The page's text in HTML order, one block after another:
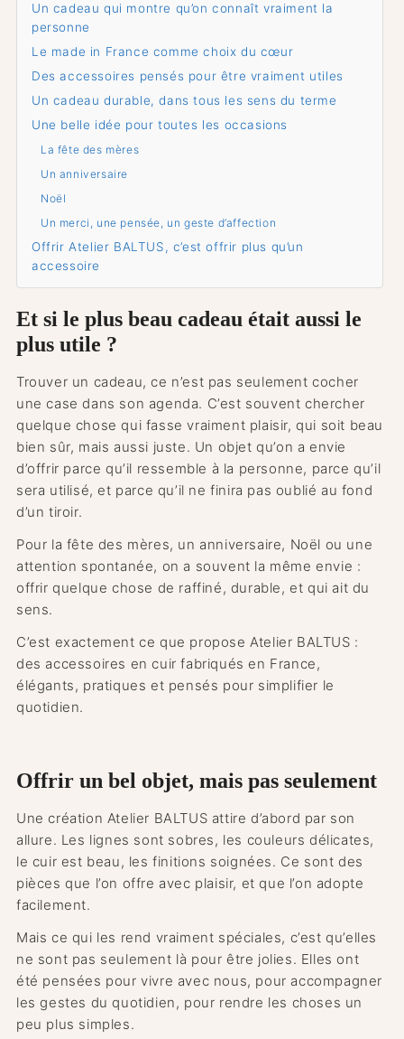
Un cadeau qui montre qu’on connaît vraiment la
personne
Le made in France comme choix du cœur
Des accessoires pensés pour être vraiment utiles
Un cadeau durable, dans tous les sens du terme
Une belle idée pour toutes les occasions
La fête des mères
Un anniversaire
Noël
Un merci, une pensée, un geste d’affection
Offrir Atelier BALTUS, c’est offrir plus qu’un
accessoire
Et si le plus beau cadeau était aussi le
plus utile ?
Trouver un cadeau, ce n’est pas seulement cocher
une case dans son agenda. C’est souvent chercher
quelque chose qui fasse vraiment plaisir, qui soit beau
bien sûr, mais aussi juste. Un objet qu’on a envie
d’offrir parce qu’il ressemble à la personne, parce qu’il
sera utilisé, et parce qu’il ne finira pas oublié au fond
d’un tiroir.
Pour la fête des mères, un anniversaire, Noël ou une
attention spontanée, on a souvent la même envie :
offrir quelque chose de raffiné, durable, et qui ait du
sens.
C’est exactement ce que propose Atelier BALTUS :
des accessoires en cuir fabriqués en France,
élégants, pratiques et pensés pour simplifier le
quotidien.
Offrir un bel objet, mais pas seulement
Une création Atelier BALTUS attire d’abord par son
allure. Les lignes sont sobres, les couleurs délicates,
le cuir est beau, les finitions soignées. Ce sont des
pièces que l’on offre avec plaisir, et que l’on adopte
facilement.
Mais ce qui les rend vraiment spéciales, c’est qu’elles
ne sont pas seulement là pour être jolies. Elles ont
été pensées pour vivre avec nous, pour accompagner
les gestes du quotidien, pour rendre les choses un
peu plus simples.